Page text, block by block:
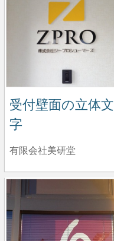
受付壁面の立体文
字
有限会社美研堂